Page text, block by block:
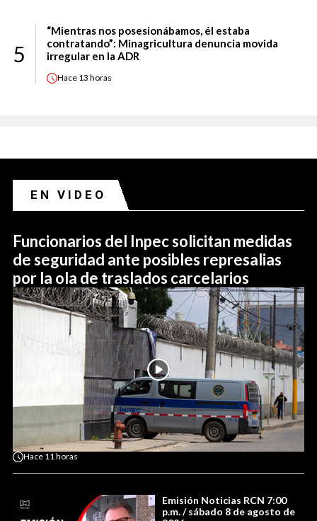
5
“Mientras nos posesionábamos, él estaba
contratando”: Minagricultura denuncia movida
irregular en la ADR
Hace 13 horas
EN VIDEO
Funcionarios del Inpec solicitan medidas
de seguridad ante posibles represalias
por la ola de traslados carcelarios
Hace 11 horas
Emisión Noticias RCN 7:00
p.m. / sábado 8 de agosto de